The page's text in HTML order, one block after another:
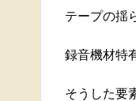
テープの揺
録音機材特
そうした要